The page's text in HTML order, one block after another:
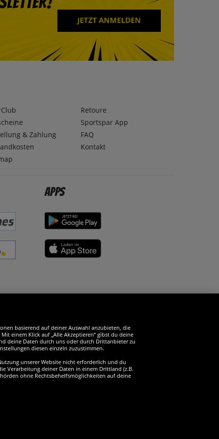
& Zahlung
Retoure
Sportspar App
FAQ
Kontakt
Apps
basierend auf deiner Auswahl anzubieten, die
einem Klick auf „Alle Akzeptieren“ gibst du deine
deine Daten durch uns oder durch Drittanbieter zu
diesen einzeln zuzustimmen.
unserer Website nicht erforderlich und du
Verarbeitung deiner Daten in einem Drittland (z.B.
ohne Rechtsbehelfsmöglichkeiten auf deine